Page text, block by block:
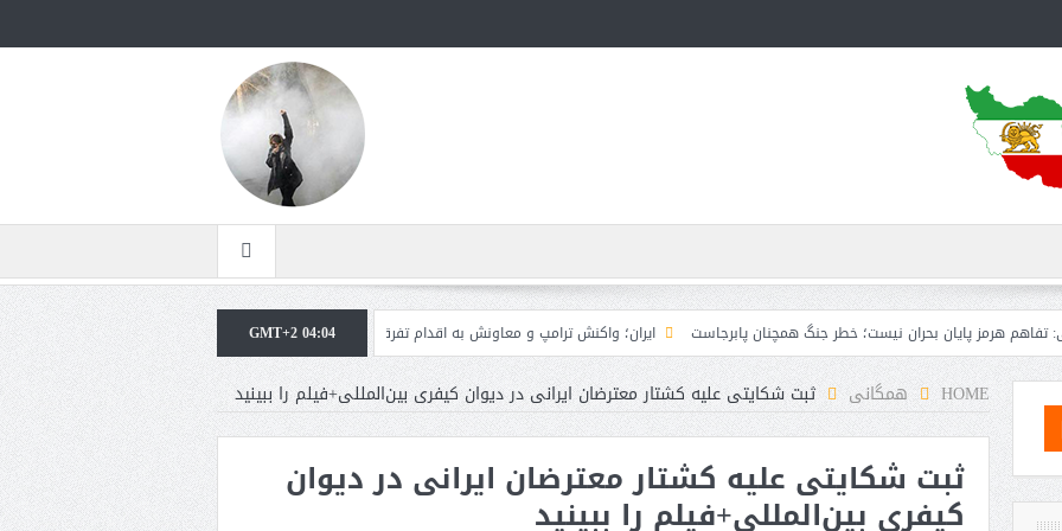
پایان بحران نیست؛ خطر جنگ همچنان پابرجاست ایران؛ واکنش ترامپ و معاونش به اقدام تفرقه‌افکنان/سفر ژنرال منیر به عربستان
مقاله: اپوزیسیون بی‌راه‌حل؛
GMT+2 04:04
HOME همگانی ثبت شکایتی علیه کشتار معترضان ایرانی در دیوان کیفری بین‌المللی+فیلم را ببینید
ثبت شکایتی علیه کشتار معترضان ایرانی در دیوان
کیفری بین‌المللی+فیلم را ببینید